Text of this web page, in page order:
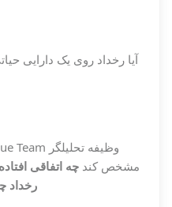
آیا رخداد روی یک دارایی
مشخص کندچه اتفاقی
رخداد